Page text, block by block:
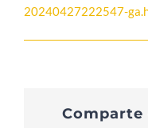
20240427222547-
Comparte